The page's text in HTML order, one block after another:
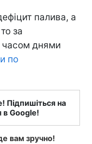
палива, а
за
днями
по
Підпишіться на
в Google!
вам зручно!